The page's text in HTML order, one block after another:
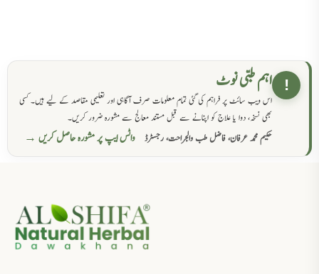
! اہم طبی نوٹ
اس ویب سائٹ پر فراہم کی گئی تمام معلومات صرف آگاہی اور تعلیمی مقاصد کے لیے ہیں۔ کسی
بھی نسخہ، دوا یا علاج کو اپنانے سے قبل مستند معالج سے مشورہ ضرور کریں۔
حکیم محمد عرفان، فاضل طب والجراحت، رجسٹرڈ
واٹس ایپ پر مشورہ حاصل کریں →